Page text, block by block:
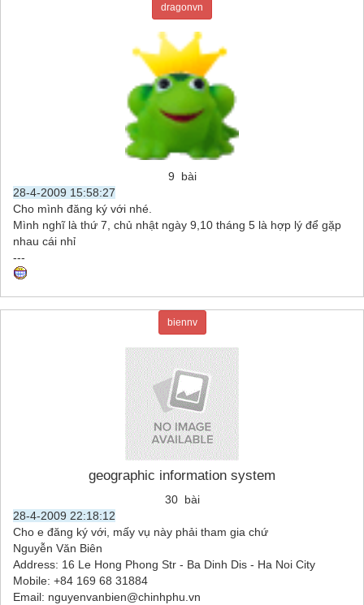
dragonvn
9 bài
28-4-2009 15:58:27
Cho mình đăng ký với nhé.
Mình nghĩ là thứ 7, chủ nhật ngày 9,10 tháng 5 là hợp lý để gặp
nhau cái nhỉ
---
biennv
geographic information system
30 bài
28-4-2009 22:18:12
Cho e đăng ký với, mấy vụ này phải tham gia chứ
Nguyễn Văn Biên
Address: 16 Le Hong Phong Str - Ba Dinh Dis - Ha Noi City
Mobile: +84 169 68 31884
Email: nguyenvanbien@chinhphu.vn